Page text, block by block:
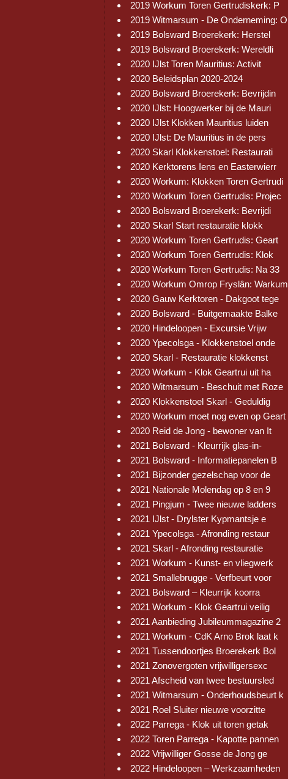
2019 Workum Toren Gertrudiskerk: P
2019 Witmarsum - De Onderneming: O
2019 Bolsward Broerekerk: Herstel
2019 Bolsward Broerekerk: Wereldli
2020 IJlst Toren Mauritius: Activit
2020 Beleidsplan 2020-2024
2020 Bolsward Broerekerk: Bevrijdin
2020 IJlst: Hoogwerker bij de Mauri
2020 IJlst Klokken Mauritius luiden
2020 IJlst: De Mauritius in de pers
2020 Skarl Klokkenstoel: Restaurati
2020 Kerktorens Iens en Easterwierr
2020 Workum: Klokken Toren Gertrudi
2020 Workum Toren Gertrudis: Projec
2020 Bolsward Broerekerk: Bevrijdi
2020 Skarl Start restauratie klokk
2020 Workum Toren Gertrudis: Geart
2020 Workum Toren Gertrudis: Klok
2020 Workum Toren Gertrudis: Na 33
2020 Workum Omrop Fryslân: Warkum
2020 Gauw Kerktoren - Dakgoot tege
2020 Bolsward - Buitgemaakte Balke
2020 Hindeloopen - Excursie Vrijw
2020 Ypecolsga - Klokkenstoel onde
2020 Skarl - Restauratie klokkenst
2020 Workum - Klok Geartrui uit ha
2020 Witmarsum - Beschuit met Roze
2020 Klokkenstoel Skarl - Geduldig
2020 Workum moet nog even op Geart
2020 Reid de Jong - bewoner van It
2021 Bolsward - Kleurrijk glas-in-
2021 Bolsward - Informatiepanelen B
2021 Bijzonder gezelschap voor de
2021 Nationale Molendag op 8 en 9
2021 Pingjum - Twee nieuwe ladders
2021 IJlst - Drylster Kypmantsje e
2021 Ypecolsga - Afronding restaur
2021 Skarl - Afronding restauratie
2021 Workum - Kunst- en vliegwerk
2021 Smallebrugge - Verfbeurt voor
2021 Bolsward – Kleurrijk koorra
2021 Workum - Klok Geartrui veilig
2021 Aanbieding Jubileummagazine 2
2021 Workum - CdK Arno Brok laat k
2021 Tussendoortjes Broerekerk Bol
2021 Zonovergoten vrijwilligersexc
2021 Afscheid van twee bestuursled
2021 Witmarsum - Onderhoudsbeurt k
2021 Roel Sluiter nieuwe voorzitte
2022 Parrega - Klok uit toren getak
2022 Toren Parrega - Kapotte pannen
2022 Vrijwilliger Gosse de Jong ge
2022 Hindeloopen – Werkzaamheden